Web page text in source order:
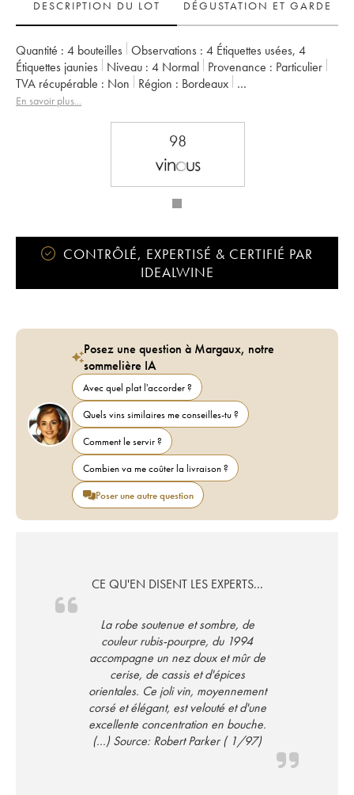
DESCRIPTION DU LOT
DÉGUSTATION ET GARDE
Quantité : 4 bouteilles Observations : 4 Étiquettes usées, 4
Étiquettes jaunies
Niveau : 4 Normal Provenance : particulier
TVA récupérable :
non Région :
Bordeaux
Appellation :
En savoir plus...
98
CONTRÔLÉ, EXPERTISÉ & CERTIFIÉ PAR
IDEALWINE
Posez une question à Margaux, notre
sommelière IA
Avec quel plat l'accorder ?
Quels vins similaires me conseilles-tu ?
Comment le servir ?
Combien va me coûter la livraison ?
Poser une autre question
CE QU'EN DISENT LES EXPERTS...
La robe soutenue et sombre, de
couleur rubis-pourpre, du 1994
accompagne un nez doux et mûr de
cerise, de cassis et d'épices
orientales. Ce joli vin, moyennement
corsé et élégant, est velouté et d'une
excellente concentration en bouche.
(...) Source: Robert Parker ( 1/97)